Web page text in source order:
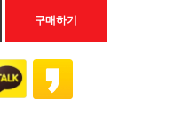
구매하기